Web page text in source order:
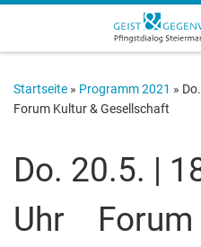
Zum Inhalt springen
Startseite » Programm 2021 »
Forum Kultur & Gesellschaft
Do. 20.5. |
Uhr Forum